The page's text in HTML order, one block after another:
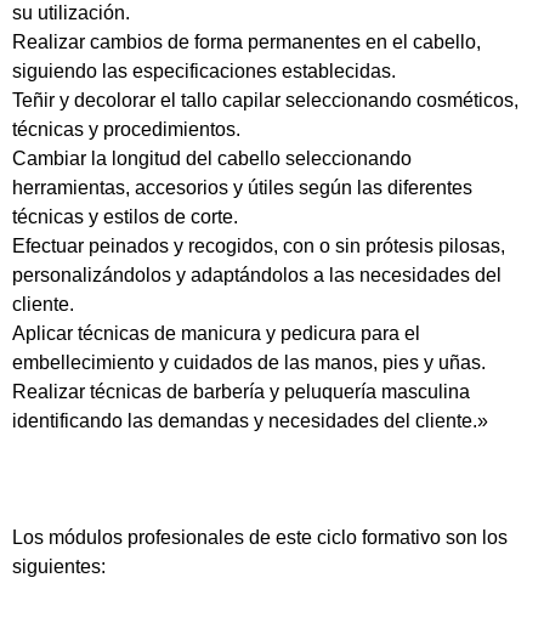
su utilización.
Realizar cambios de forma permanentes en el cabello,
siguiendo las especificaciones establecidas.
Teñir y decolorar el tallo capilar seleccionando cosméticos,
técnicas y procedimientos.
Cambiar la longitud del cabello seleccionando
herramientas, accesorios y útiles según las diferentes
técnicas y estilos de corte.
Efectuar peinados y recogidos, con o sin prótesis pilosas,
personalizándolos y adaptándolos a las necesidades del
cliente.
Aplicar técnicas de manicura y pedicura para el
embellecimiento y cuidados de las manos, pies y uñas.
Realizar técnicas de barbería y peluquería masculina
identificando las demandas y necesidades del cliente.»
Los módulos profesionales de este ciclo formativo son los
siguientes: